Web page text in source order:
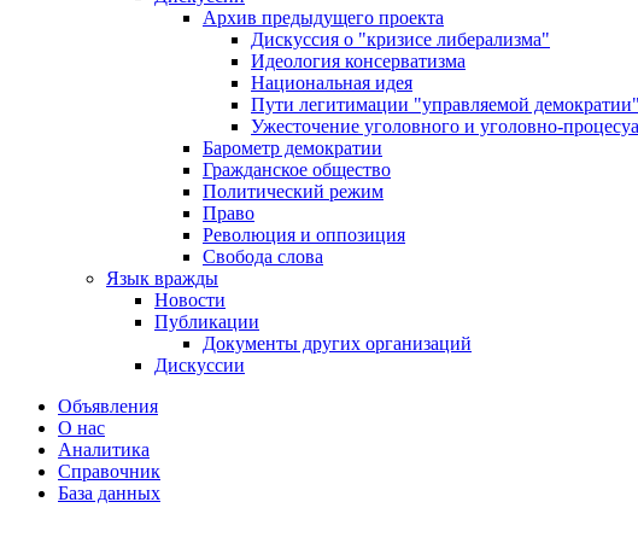
Архив предыдущего проекта
Дискуссия о "кризисе либерализма"
Идеология консерватизма
Национальная идея
Пути легитимации "управляемой демократии"
Ужесточение уголовного и уголовно-
Барометр демократии
Гражданское общество
Политический режим
Право
Революция и оппозиция
Свобода слова
Язык вражды
Новости
Публикации
Документы других организаций
Дискуссии
Объявления
О нас
Аналитика
Справочник
База данных